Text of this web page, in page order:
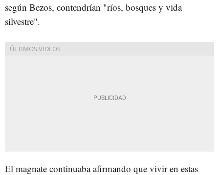
según Bezos, contendrían "ríos, bosques y vida
silvestre".
El magnate continuaba afirmando que vivir en estas